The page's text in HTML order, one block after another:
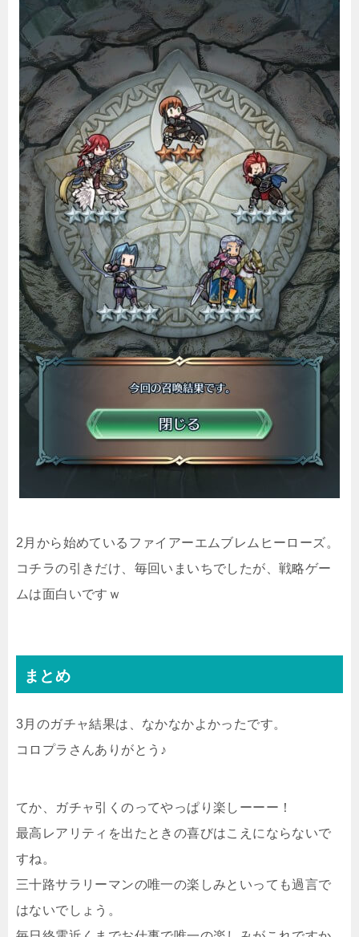
2月から始めているファイアーエムブレムヒーローズ。
コチラの引きだけ、毎回いまいちでしたが、戦略ゲー
ムは面白いですｗ
まとめ
3月のガチャ結果は、なかなかよかったです。
コロプラさんありがとう♪
てか、ガチャ引くのってやっぱり楽しーーー！
最高レアリティを出たときの喜びはこえにならないで
すね。
三十路サラリーマンの唯一の楽しみといっても過言で
はないでしょう。